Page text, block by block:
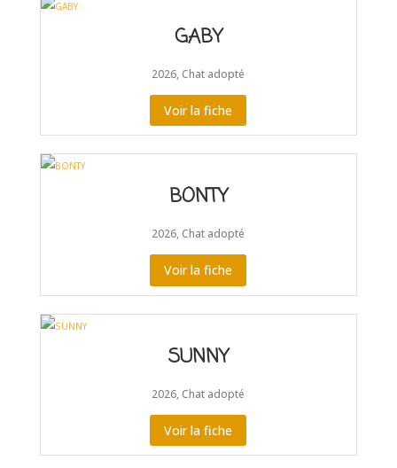
GABY
2026, Chat adopté
Voir la fiche
BONTY
2026, Chat adopté
Voir la fiche
SUNNY
2026, Chat adopté
Voir la fiche